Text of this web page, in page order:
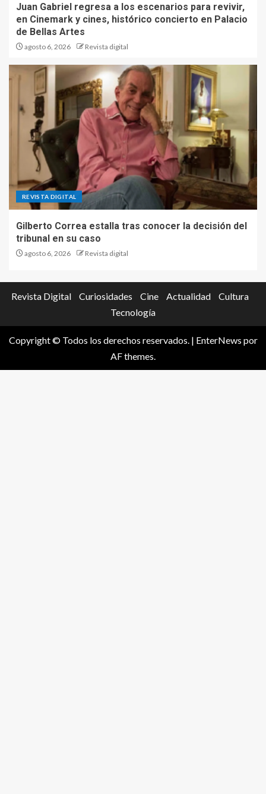
Juan Gabriel regresa a los escenarios para revivir,
en Cinemark y cines, histórico concierto en Palacio
de Bellas Artes
agosto 6, 2026 Revista digital
REVISTA DIGITAL
Gilberto Correa estalla tras conocer la decisión del
tribunal en su caso
agosto 6, 2026 Revista digital
Revista Digital Curiosidades Cine Actualidad
Cultura
Tecnología
Copyright © Todos los derechos reservados. | EnterNews por
AF themes.